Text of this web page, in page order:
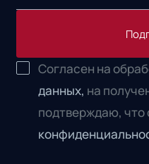
Согласен на
данных, на
подтверждаю, что